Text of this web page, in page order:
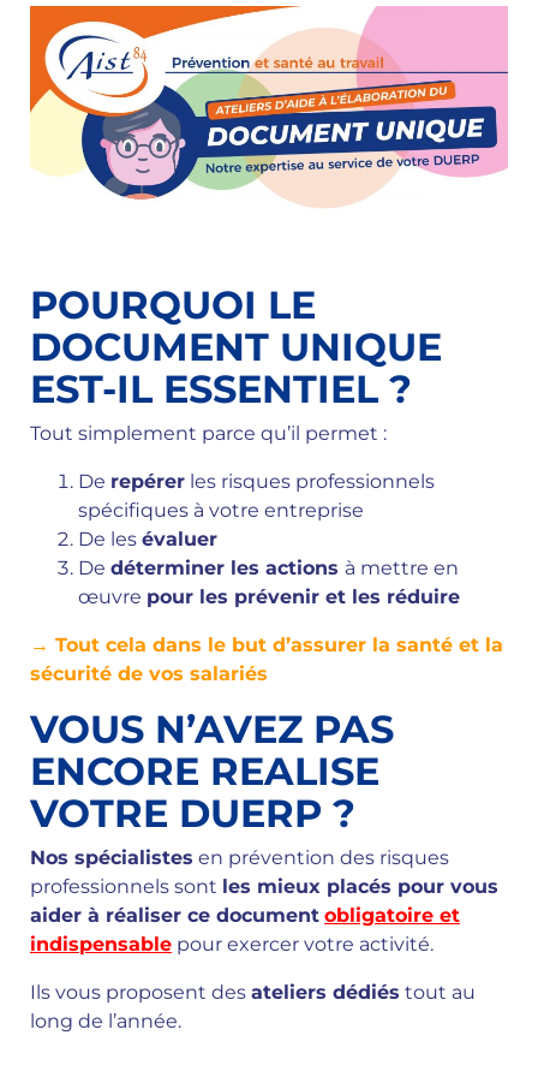
POURQUOI LE
DOCUMENT UNIQUE
EST-IL ESSENTIEL ?
Tout simplement parce qu’il permet :
De repérer les risques professionnels
spécifiques à votre entreprise
De les évaluer
De déterminer les actions à mettre en
œuvre pour les prévenir et les réduire
→ Tout cela dans le but d’assurer la santé et la
sécurité de vos salariés
VOUS N’AVEZ PAS
ENCORE REALISE
VOTRE DUERP ?
Nos spécialistes en prévention des risques
professionnels sont les mieux placés pour vous
aider à réaliser ce document obligatoire et
indispensable pour exercer votre activité.
Ils vous proposent des ateliers dédiés tout au
long de l’année.